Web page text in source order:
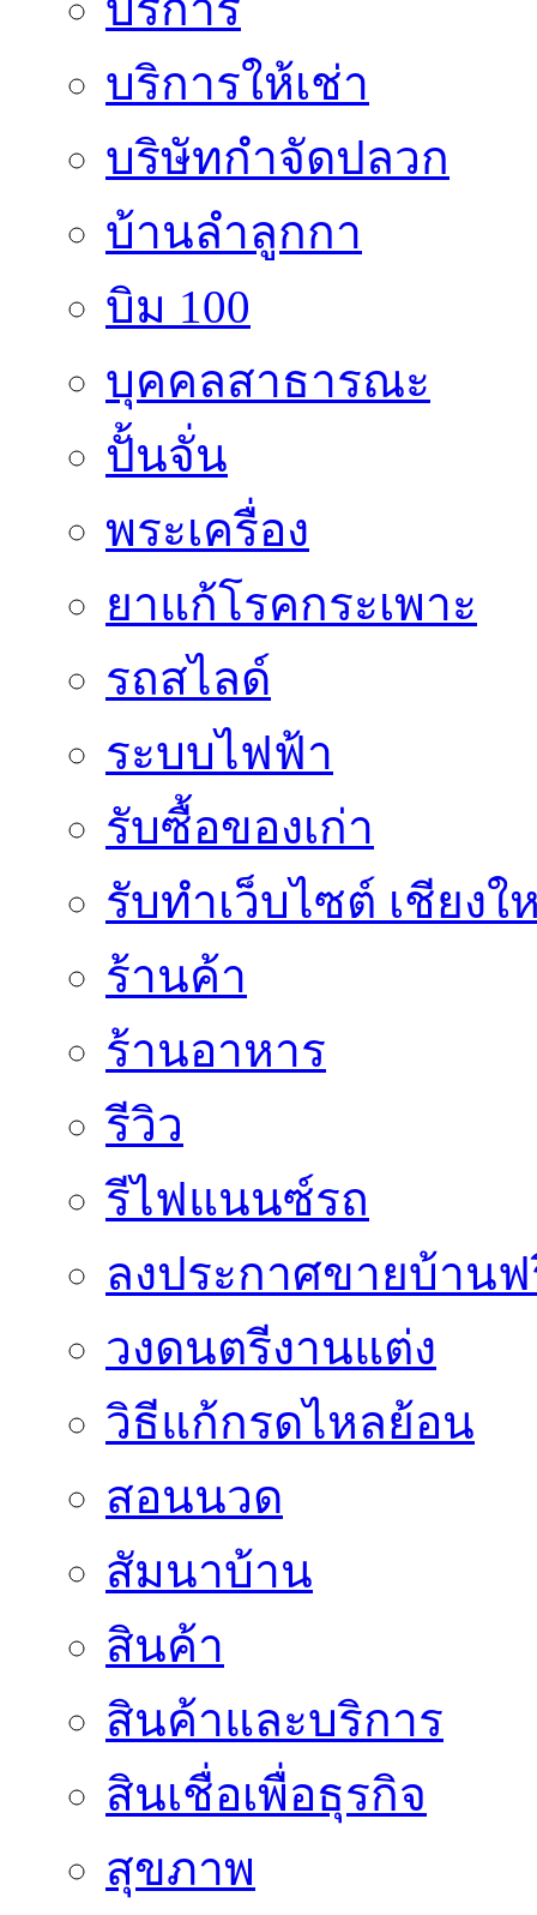
บริการให้เช่า
บริษัทกำจัดปลวก
บ้านลำลูกกา
บิม 100
บุคคลสาธารณะ
ปั้นจั่น
พระเครื่อง
ยาแก้โรคกระเพาะ
รถสไลด์
ระบบไฟฟ้า
รับซื้อของเก่า
รับทำเว็บไซต์ เชียงใ
ร้านค้า
ร้านอาหาร
รีวิว
รีไฟแนนซ์รถ
ลงประกาศขายบ้าน
วงดนตรีงานแต่ง
วิธีแก้กรดไหลย้อน
สอนนวด
สัมนาบ้าน
สินค้า
สินค้าและบริการ
สินเชื่อเพื่อธุรกิจ
สุขภาพ